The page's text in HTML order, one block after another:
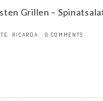
Grillen –
RICARDA 0 COMMENTS